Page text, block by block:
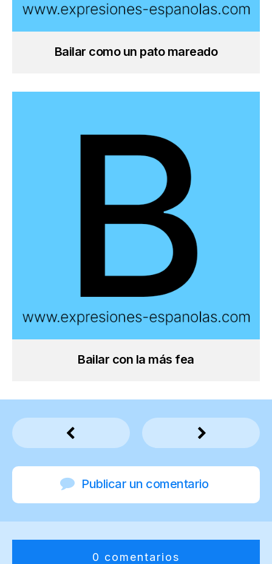
Bailar como un pato mareado
Bailar con la más fea
Publicar un comentario
0 comentarios